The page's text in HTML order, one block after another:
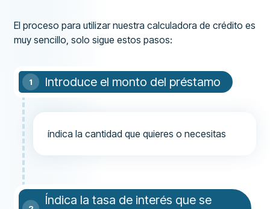
El proceso para utilizar nuestra calculadora de crédito es
muy sencillo, solo sigue estos pasos:
Introduce el monto del préstamo
índica la cantidad que quieres o necesitas
Índica la tasa de interés que se